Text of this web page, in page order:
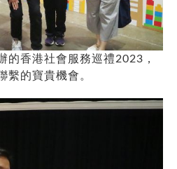
的香港社會服務巡禮2023，
繫的寶貴機會。